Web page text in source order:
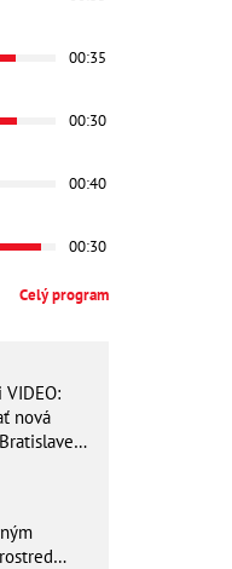
00:35
00:30
00:40
00:30
Celý program
nová